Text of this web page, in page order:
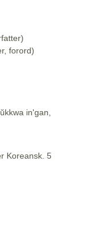
forord)
in'gan,
Koreansk. 5